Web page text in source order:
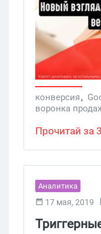
курсе
создавать
и не думать,
покупатели
тому же
конверсия,
воронка
Прочитай за
Аналитика
17 мая, 2019